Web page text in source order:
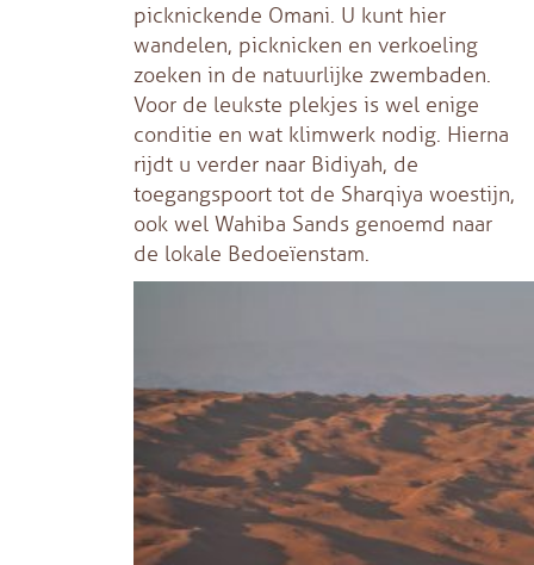
picknickende Omani. U kunt hier
wandelen, picknicken en verkoeling
zoeken in de natuurlijke zwembaden.
Voor de leukste plekjes is wel enige
conditie en wat klimwerk nodig. Hierna
rijdt u verder naar Bidiyah, de
toegangspoort tot de Sharqiya woestijn,
ook wel Wahiba Sands genoemd naar
de lokale Bedoeïenstam.